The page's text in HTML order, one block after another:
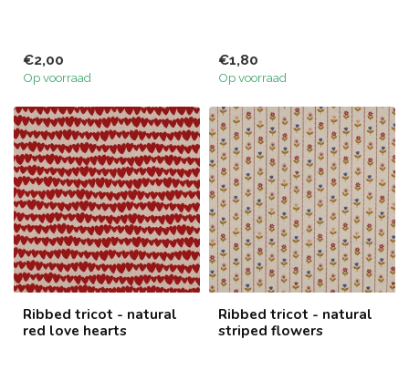
€2,00
Op voorraad
€1,80
Op voorraad
Ribbed tricot - natural
red love hearts
Ribbed tricot - natural
striped flowers